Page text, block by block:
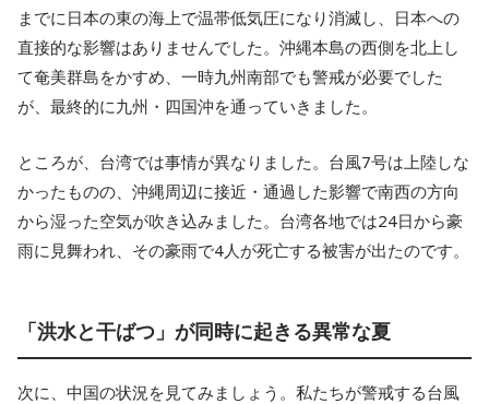
までに日本の東の海上で温帯低気圧になり消滅し、日本への
直接的な影響はありませんでした。沖縄本島の西側を北上し
て奄美群島をかすめ、一時九州南部でも警戒が必要でした
が、最終的に九州・四国沖を通っていきました。
ところが、台湾では事情が異なりました。台風7号は上陸しな
かったものの、沖縄周辺に接近・通過した影響で南西の方向
から湿った空気が吹き込みました。台湾各地では24日から豪
雨に見舞われ、その豪雨で4人が死亡する被害が出たのです。
「洪水と干ばつ」が同時に起きる異常な夏
次に、中国の状況を見てみましょう。私たちが警戒する台風